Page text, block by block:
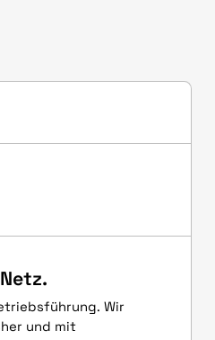
Wir
und mit